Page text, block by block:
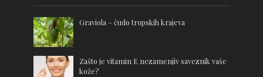
Graviola – čudo tropskih krajeva
Zašto je vitamin E nezamenjiv saveznik vaše
kože?